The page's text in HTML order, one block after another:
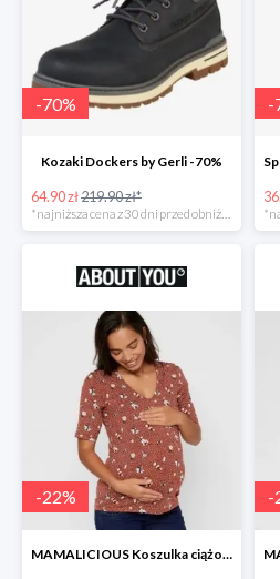
-70%
Kozaki Dockers by Gerli -70%
64.90 zł219.90 zł*
-
-22%
MAMALICIOUS Koszulka ciążowa 'Zana' -26%
-